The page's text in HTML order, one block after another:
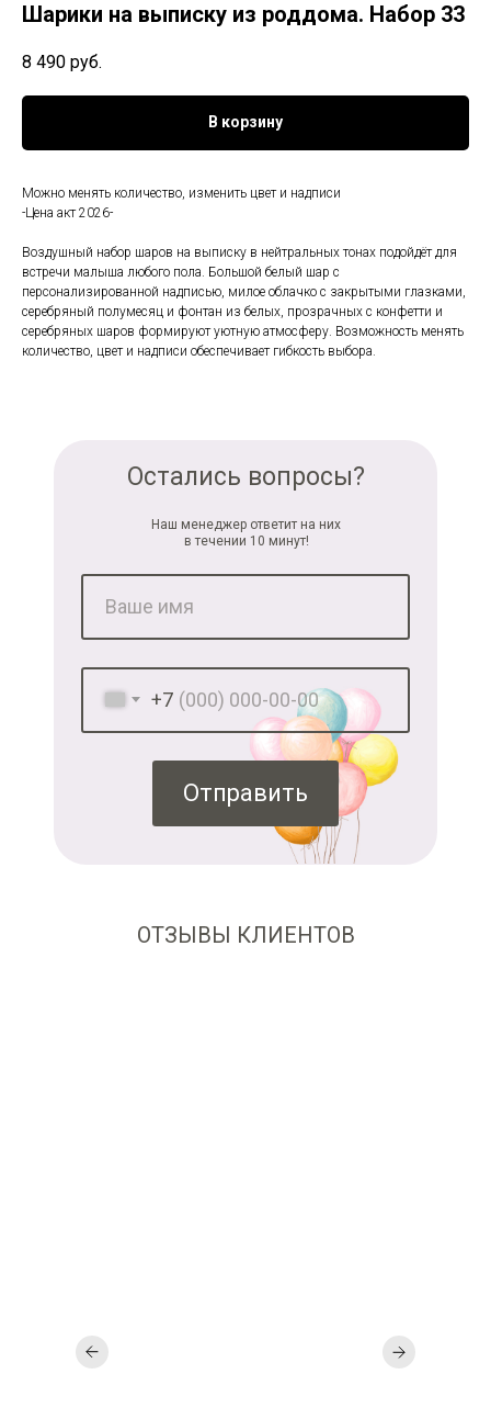
Шарики на выписку из роддома. Набор 33
8 490 руб.
В корзину
Можно менять количество, изменить цвет и надписи
-Цена акт 2026-
Воздушный набор шаров на выписку в нейтральных тонах подойдёт для
встречи малыша любого пола. Большой белый шар с
персонализированной надписью, милое облачко с закрытыми глазками,
серебряный полумесяц и фонтан из белых, прозрачных с конфетти и
серебряных шаров формируют уютную атмосферу. Возможность менять
количество, цвет и надписи обеспечивает гибкость выбора.
+7
Отправить
Остались вопросы?
Наш менеджер ответит на них
в течении 10 минут!
ОТЗЫВЫ КЛИЕНТОВ